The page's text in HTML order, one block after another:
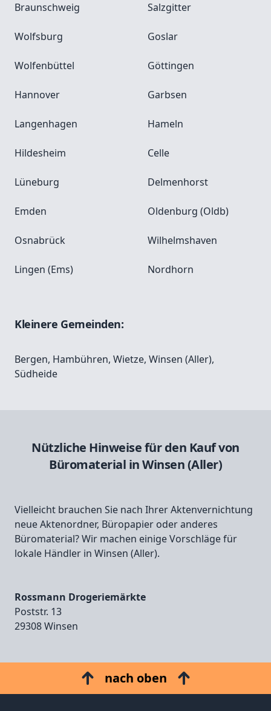
Braunschweig Salzgitter
Wolfsburg Goslar
Wolfenbüttel Göttingen
Hannover Garbsen
Langenhagen Hameln
Hildesheim Celle
Lüneburg Delmenhorst
Emden Oldenburg (Oldb)
Osnabrück Wilhelmshaven
Lingen (Ems) Nordhorn
Kleinere Gemeinden:
Bergen, Hambühren, Wietze, Winsen (Aller),
Südheide
Nützliche Hinweise für den Kauf von
Büromaterial in Winsen (Aller)
Vielleicht brauchen Sie nach Ihrer Aktenvernichtung
neue Aktenordner, Büropapier oder anderes
Büromaterial? Wir machen einige Vorschläge für
lokale Händler in Winsen (Aller).
Rossmann Drogeriemärkte
Poststr. 13
29308 Winsen
nach oben